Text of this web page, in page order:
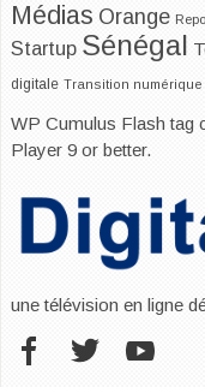
Médias Orange
Startup Sénégal
digitale Transition numérique
WP Cumulus Flash tag
Player 9 or better.
une télévision en ligne